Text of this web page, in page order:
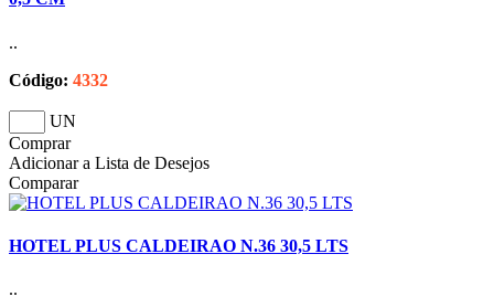
..
Código: 4332
UN
Comprar
Adicionar a Lista de Desejos
Comparar
HOTEL PLUS CALDEIRAO N.36 30,5 LTS
..